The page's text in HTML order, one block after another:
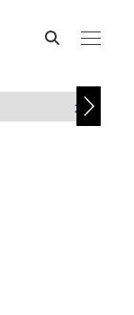
カスタム